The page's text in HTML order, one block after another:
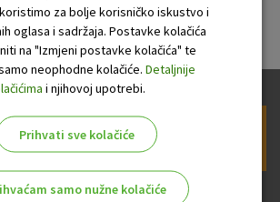
E-START FOND 2021.pdf
OTP banke
za bolje korisničko iskustvo i
oglasa i sadržaja. Postavke kolačića
na "Izmjeni postavke kolačića" te
neophodne kolačiće. Detaljnije
i njihovoj upotrebi.
Prihvati sve kolačiće
samo nužne kolačiće